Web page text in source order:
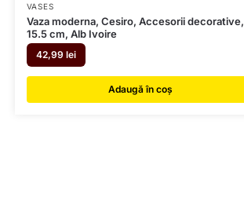
VASES
Vaza moderna, Cesiro, Accesorii decorative,
15.5 cm, Alb Ivoire
42,99 lei
Adaugă în coș